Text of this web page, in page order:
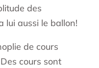
des
lui aussi le ballon!
de cours
cours sont